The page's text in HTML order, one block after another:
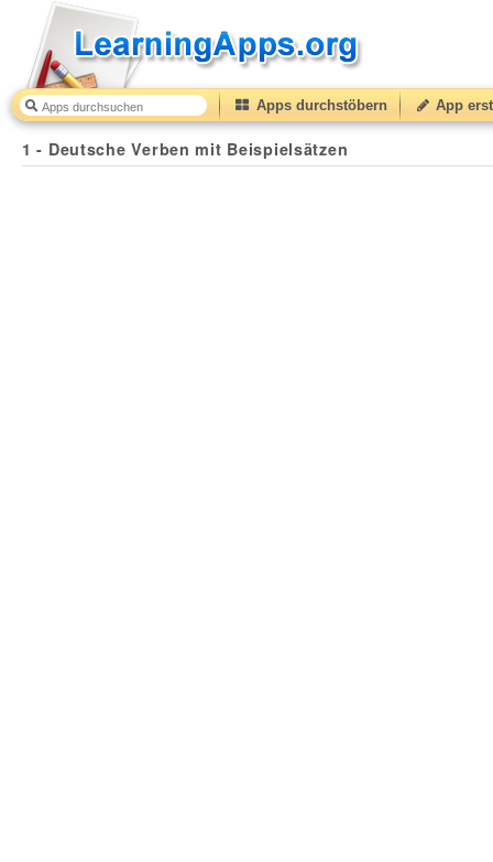
Apps durchstöbern App
1 - Deutsche Verben mit Beispielsätzen